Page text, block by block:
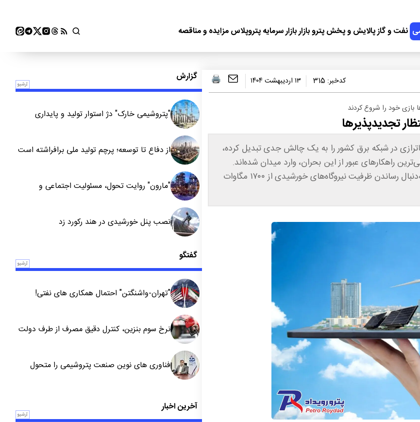
نفت و گازپالایش و پخشپترو بازاربازار سرمایهپتروپلاسمزایده و مناقصه
کدخبر: 315 ۱۳ اردیبهشت ۱۴۰۴
بازی خود را شروع کردند
تجدیدپذیرها
در شبکه برق کشور را به یک چالش جدی تبدیل کرده،
راهکارهای عبور از این بحران، وارد میدان شده‌اند.
وزارت نیرو با اجرای طرح‌های متعدد در استان‌های مختلف، به‌دنبال رساندن ظرفیت نیروگاه‌های خورشیدی از ۱۷۰۰ مگاوات
گزارش
آرشیو
"پتروشیمی خارک" دژ استوار تولید و پایداری
از دفاع تا توسعه؛ پرچم تولید ملی برافراشته است
"مارون" روایت تحول، مسئولیت اجتماعی و
نصب پنل خورشیدی در هند رکورد زد
گفتگو
آرشیو
"تهران-واشنگتن" احتمال همکاری های نفتی!
نرخ سوم بنزین، کنترل دقیق مصرف از طرف دولت
فناوری های نوین صنعت پتروشیمی را متحول
آخرین اخبار
آرشیو